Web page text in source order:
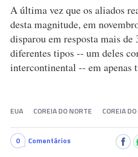
A última vez que os aliados
desta magnitude, em
disparou em resposta mais de
diferentes tipos -- um deles
intercontinental -- em apenas
EUA COREIA DO NORTE COREIA
0 Comentários